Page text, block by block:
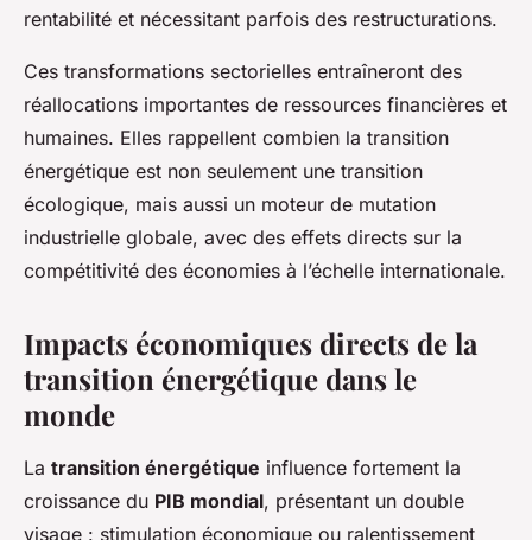
rentabilité et nécessitant parfois des restructurations.
Ces transformations sectorielles entraîneront des
réallocations importantes de ressources financières et
humaines. Elles rappellent combien la transition
énergétique est non seulement une transition
écologique, mais aussi un moteur de mutation
industrielle globale, avec des effets directs sur la
compétitivité des économies à l’échelle internationale.
Impacts économiques directs de la
transition énergétique dans le
monde
La transition énergétique influence fortement la
croissance du PIB mondial, présentant un double
visage : stimulation économique ou ralentissement